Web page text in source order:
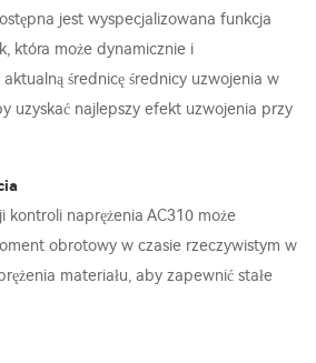
jest wyspecjalizowana funkcja
która może dynamicznie i
średnicę średnicy uzwojenia w
uzyskać najlepszy efekt uzwojenia przy
kontroli naprężenia AC310 może
obrotowy w czasie rzeczywistym w
materiału, aby zapewnić stałe